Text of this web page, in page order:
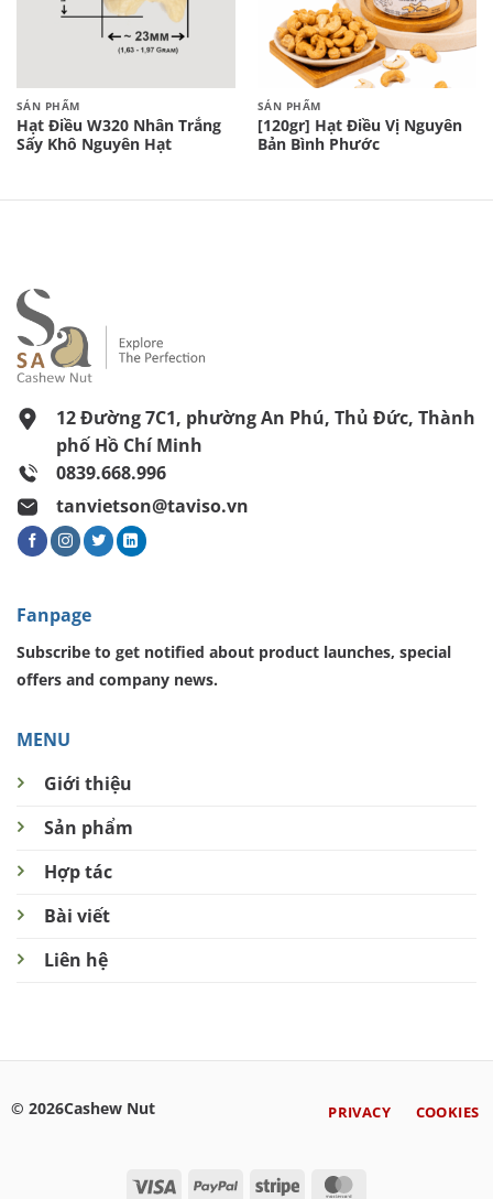
SẢN PHẨM
Hạt Điều W320 Nhân Trắng
Sấy Khô Nguyên Hạt
SẢN PHẨM
[120gr] Hạt Điều Vị Nguyên
Bản Bình Phước
12 Đường 7C1, phường An Phú, Thủ Đức, Thành
phố Hồ Chí Minh
0839.668.996
tanvietson@taviso.vn
MENU
Giới thiệu
Sản phẩm
Hợp tác
Bài viết
Liên hệ
Fanpage
Subscribe to get notified about product launches, special
offers and company news.
© 2026Cashew Nut
Visa PayPalStripe
PRIVACY COOKIES